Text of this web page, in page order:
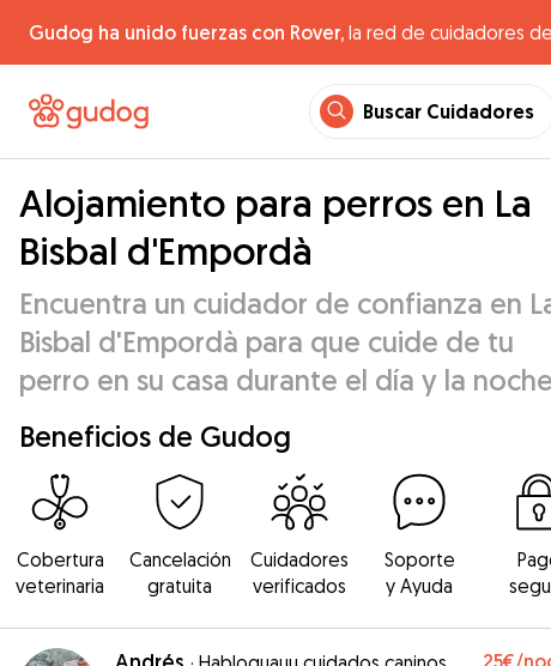
Gudog ha unido fuerzas con Rover, la red de cuidadores
Buscar Cuidadores
Alojamiento para perros en La
Bisbal d'Empordà
Encuentra un cuidador de confianza en
Bisbal d'Empordà para que cuide de tu
perro en su casa durante el día y la
Beneficios de Gudog
Cobertura
veterinaria
Cancelación
gratuita
Cuidadores
verificados
Soporte
y Ayuda
25€/